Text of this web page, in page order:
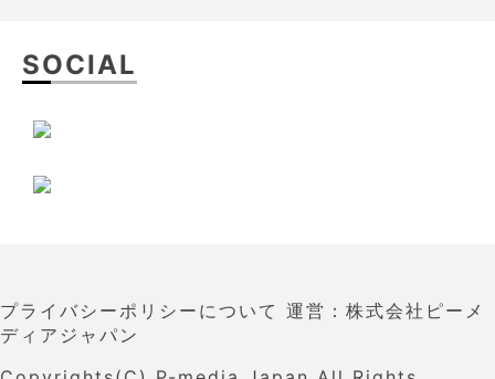
SOCIAL
プライバシーポリシーについて 運営：株式会社ピーメ
ディアジャパン